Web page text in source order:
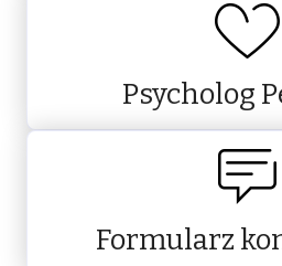
Psycholog
Formularz